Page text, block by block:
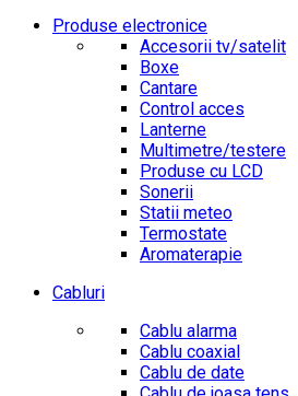
Produse electronice
Accesorii tv/satelit
Boxe
Cantare
Control acces
Lanterne
Multimetre/testere
Produse cu LCD
Sonerii
Statii meteo
Termostate
Aromaterapie
Cabluri
Cablu alarma
Cablu coaxial
Cablu de date